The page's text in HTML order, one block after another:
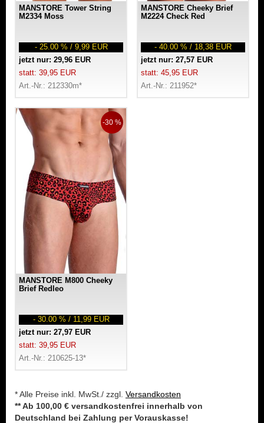
MANSTORE Tower String
M2334 Moss
- 25.00 % / 9,99 EUR
jetzt nur: 29,96 EUR
statt: 39,95 EUR
Art.-Nr.: 212330m*
MANSTORE Cheeky Brief
M2224 Check Red
- 40.00 % / 18,38 EUR
jetzt nur: 27,57 EUR
statt: 45,95 EUR
Art.-Nr.: 211952*
-30 %
MANSTORE M800 Cheeky
Brief Redleo
- 30.00 % / 11,99 EUR
jetzt nur: 27,97 EUR
statt: 39,95 EUR
Art.-Nr.: 210625-13*
* Alle Preise inkl. MwSt./ zzgl. Versandkosten
** Ab 100,00 € versandkostenfrei innerhalb von
Deutschland bei Zahlung per Vorauskasse!